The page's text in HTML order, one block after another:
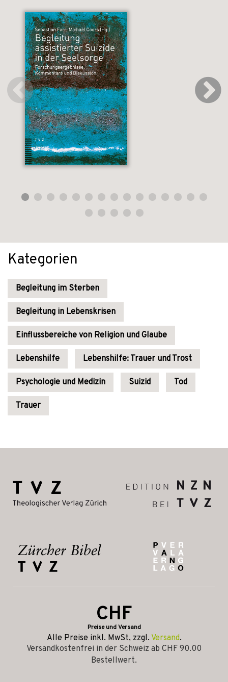
Kategorien
Begleitung im Sterben
Begleitung in Lebenskrisen
Einflussbereiche von Religion und Glaube
Lebenshilfe Lebenshilfe: Trauer und Trost
Psychologie und Medizin Suizid Tod
Trauer
CHF
Preise und Versand
Alle Preise inkl. MwSt, zzgl. Versand.
Versandkostenfrei in der Schweiz ab CHF 90.00
Bestellwert.